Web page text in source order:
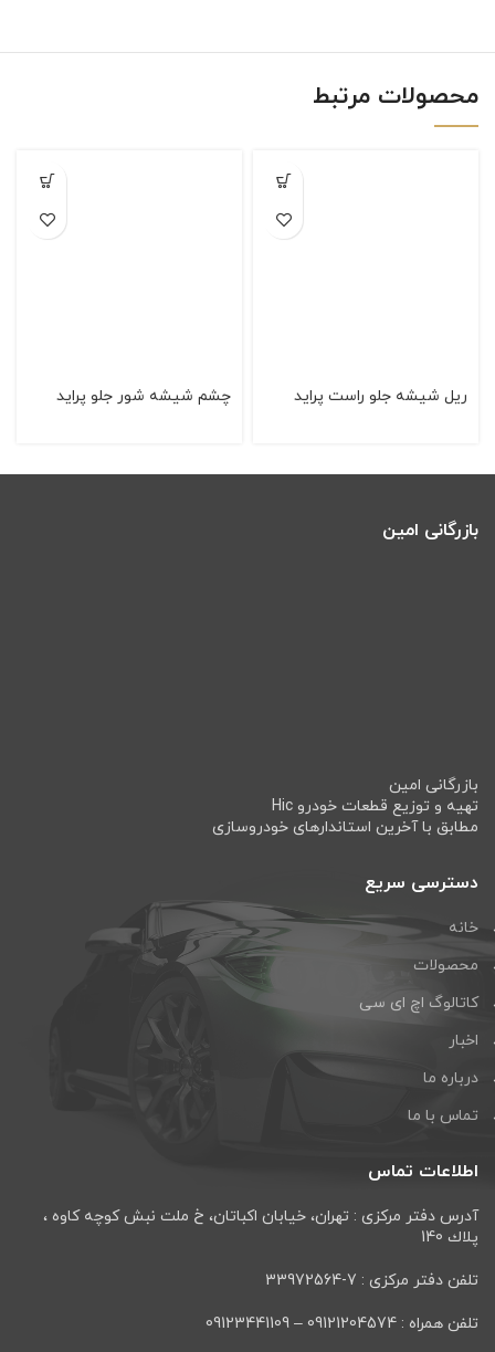
محصولات مرتبط
ريل شيشه جلو راست پرايد چشم شیشه شور جلو پراید
بازرگانی امین
بازرگانی امین
تهیه و توزیع قطعات خودرو Hic
مطابق با آخرین استاندارهای خودروسازی
دسترسی سریع
خانه
محصولات
کاتالوگ اچ ای سی
اخبار
درباره ما
تماس با ما
اطلاعات تماس
آدرس دفتر مرکزی : تهران، خيابان اكباتان، خ ملت نبش كوچه كاوه ،
پلاك 140
تلفن دفتر مرکزی : 7-33972564
تلفن همراه : 09121204574 – 09123441109